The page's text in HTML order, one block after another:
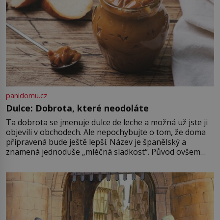
panidomu.cz
Dulce: Dobrota, které neodoláte
Ta dobrota se jmenuje dulce de leche a možná už jste ji
objevili v obchodech. Ale nepochybujte o tom, že doma
připravená bude ještě lepší. Název je španělský a
znamená jednoduše „mléčná sladkost“. Původ ovšem
pře hned několik latinskoamerických zemí a k tomu
Francie, kde se traduje,